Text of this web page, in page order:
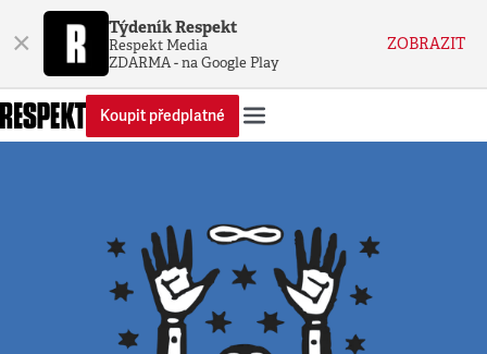
× Týdeník Respekt
Respekt Media
ZDARMA - na Google Play
ZOBRAZIT
Koupit předplatné